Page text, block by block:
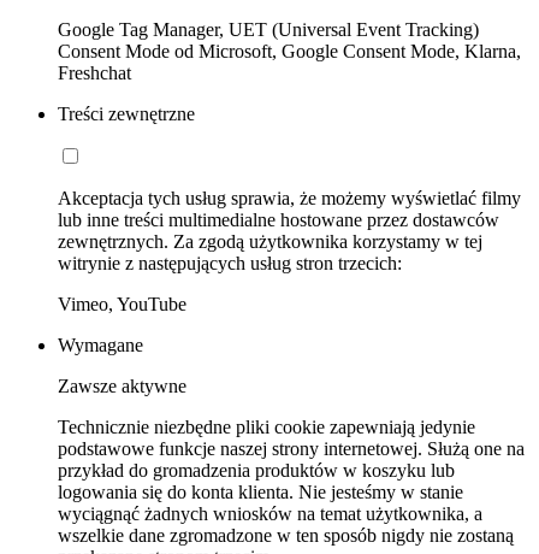
Google Tag Manager, UET (Universal Event Tracking)
Consent Mode od Microsoft, Google Consent Mode, Klarna,
Freshchat
Treści zewnętrzne
Akceptacja tych usług sprawia, że możemy wyświetlać filmy
lub inne treści multimedialne hostowane przez dostawców
zewnętrznych. Za zgodą użytkownika korzystamy w tej
witrynie z następujących usług stron trzecich:
Vimeo, YouTube
Wymagane
Zawsze aktywne
Technicznie niezbędne pliki cookie zapewniają jedynie
podstawowe funkcje naszej strony internetowej. Służą one na
przykład do gromadzenia produktów w koszyku lub
logowania się do konta klienta. Nie jesteśmy w stanie
wyciągnąć żadnych wniosków na temat użytkownika, a
wszelkie dane zgromadzone w ten sposób nigdy nie zostaną